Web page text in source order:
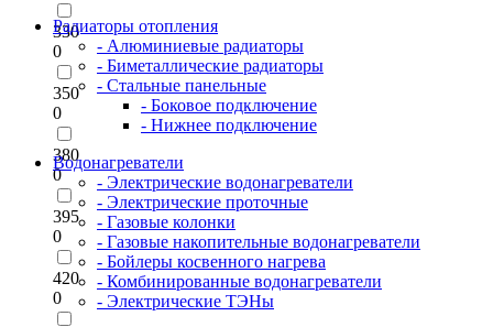
330
0
350
0
380
0
395
0
420
0
Радиаторы отопления
- Алюминиевые радиаторы
- Биметаллические радиаторы
- Стальные панельные
- Боковое подключение
- Нижнее подключение
Водонагреватели
- Электрические водонагреватели
- Электрические проточные
- Газовые колонки
- Газовые накопительные водонагреватели
- Бойлеры косвенного нагрева
- Комбинированные водонагреватели
- Электрические ТЭНы